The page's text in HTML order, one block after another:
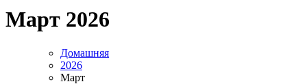
Март 2026
Домашняя
2026
Март